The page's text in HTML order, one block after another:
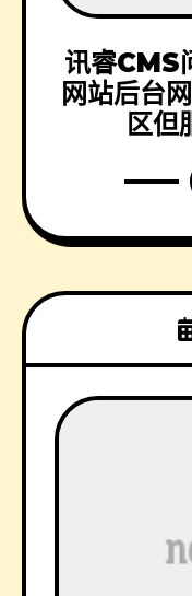
讯睿CMS
网站后台
区但